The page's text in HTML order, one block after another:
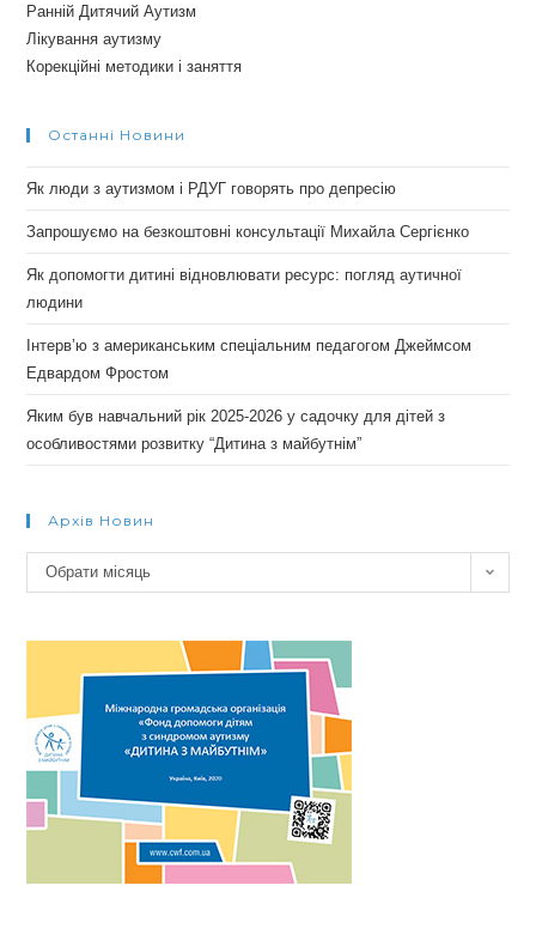
Ранній Дитячий Аутизм
Лікування аутизму
Корекційні методики і заняття
Останні Новини
Як люди з аутизмом і РДУГ говорять про депресію
Запрошуємо на безкоштовні консультації Михайла Сергієнко
Як допомогти дитині відновлювати ресурс: погляд аутичної
людини
Інтерв’ю з американським спеціальним педагогом Джеймсом
Едвардом Фростом
Яким був навчальний рік 2025-2026 у садочку для дітей з
особливостями розвитку “Дитина з майбутнім”
Архів Новин
Архів
новин
Обрати місяць